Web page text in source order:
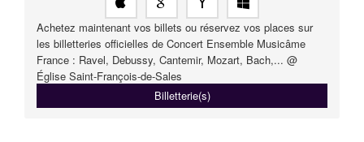
Achetez maintenant vos billets ou réservez vos places sur
les billetteries officielles de Concert Ensemble Musicâme
France : Ravel, Debussy, Cantemir, Mozart, Bach,... @
Église Saint-François-de-Sales
Billetterie(s)